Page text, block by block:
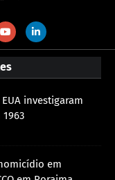
investigaram
em